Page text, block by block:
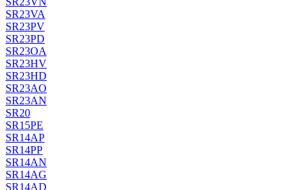
SR23VA
SR23PV
SR23PD
SR23OA
SR23HV
SR23HD
SR23AO
SR23AN
SR20
SR15PE
SR14AP
SR14PP
SR14AN
SR14AG
SR14AD